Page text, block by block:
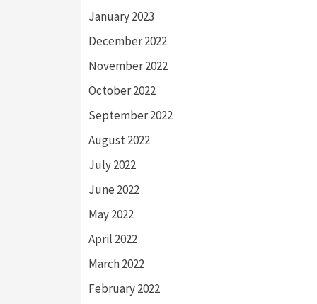
January 2023
December 2022
November 2022
October 2022
September 2022
August 2022
July 2022
June 2022
May 2022
April 2022
March 2022
February 2022